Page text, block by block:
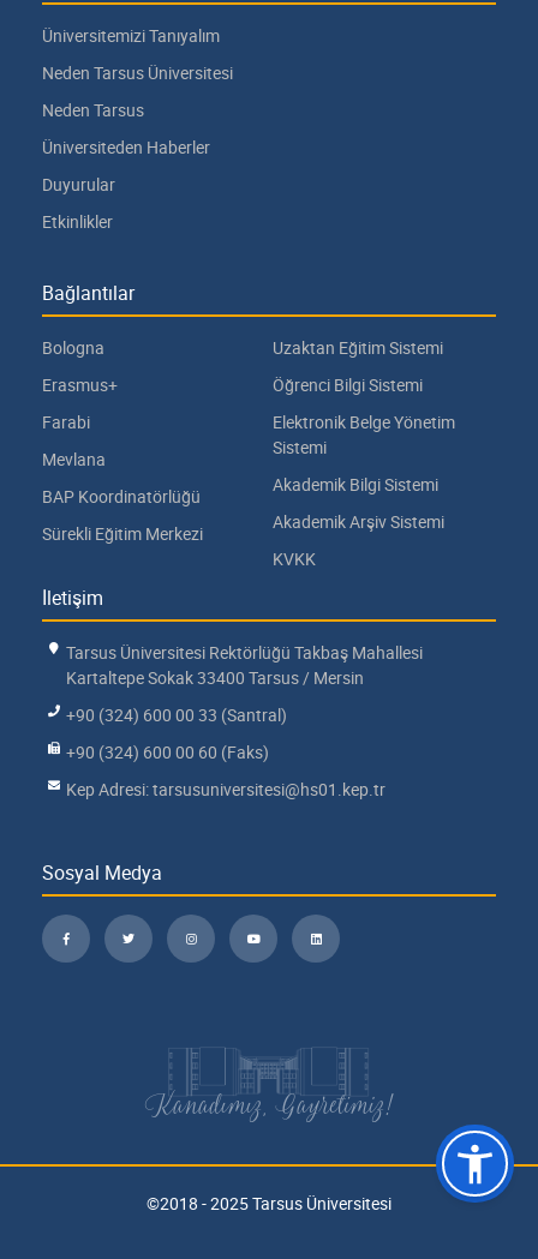
Üniversitemizi Tanıyalım
Neden Tarsus Üniversitesi
Neden Tarsus
Üniversiteden Haberler
Duyurular
Etkinlikler
Bağlantılar
Bologna
Erasmus+
Farabi
Mevlana
BAP Koordinatörlüğü
Sürekli Eğitim Merkezi
Uzaktan Eğitim Sistemi
Öğrenci Bilgi Sistemi
Elektronik Belge Yönetim
Sistemi
Akademik Bilgi Sistemi
Akademik Arşiv Sistemi
KVKK
İletişim
Tarsus Üniversitesi Rektörlüğü Takbaş Mahallesi
Kartaltepe Sokak 33400 Tarsus / Mersin
+90 (324) 600 00 33 (Santral)
+90 (324) 600 00 60 (Faks)
Kep Adresi: tarsusuniversitesi@hs01.kep.tr
Sosyal Medya
Kanadımız, Gayretimiz!
©2018 - 2025 Tarsus Üniversitesi